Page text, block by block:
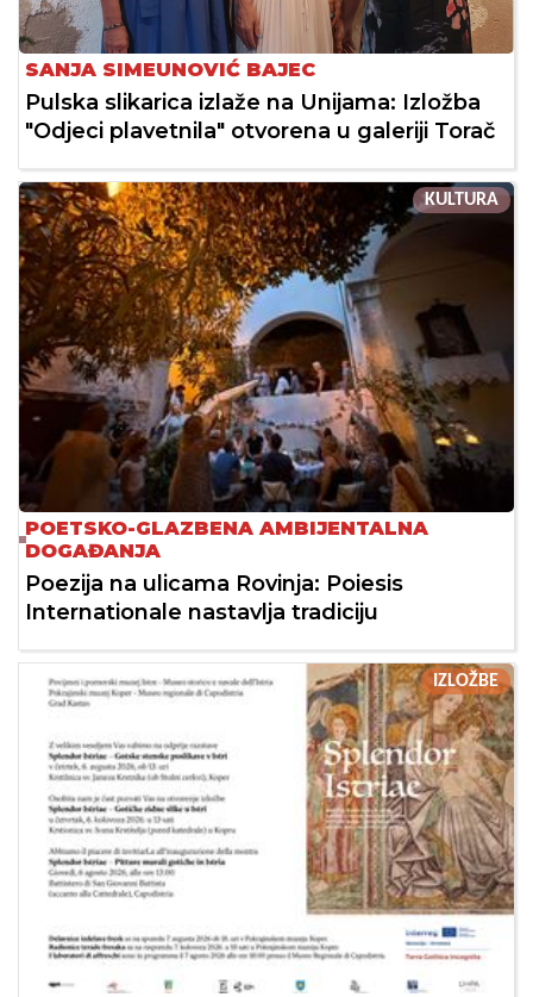
SANJA SIMEUNOVIĆ BAJEC
Pulska slikarica izlaže na Unijama: Izložba
"Odjeci plavetnila" otvorena u galeriji Torač
KULTURA
POETSKO-GLAZBENA AMBIJENTALNA
DOGAĐANJA
Poezija na ulicama Rovinja: Poiesis
Internationale nastavlja tradiciju
IZLOŽBE